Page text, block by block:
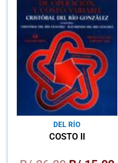
DEL RÍO
COSTO II
original
era:
B/.26.20.